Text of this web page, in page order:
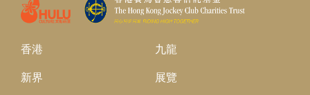
香港 九龍
新界 展覽